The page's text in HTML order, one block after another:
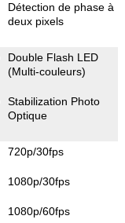
Détection de phase à
deux pixels
Double Flash LED
(Multi-couleurs)
Stabilization Photo
Optique
720p/30fps
1080p/30fps
1080p/60fps